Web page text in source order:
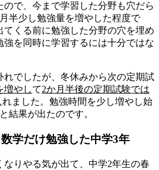
ので、今まで学習した分野も穴だら
半少し勉強量を増やした程度で
てくる前に勉強した分野の穴を埋め
強を同時に学習するには十分ではな
れでしたが、冬休みから次の定期試
増やして2か月半後の定期試験では
れました。 勉強時間を少し増やし始
結果が出たのです。
学だけ勉強した中学3年
りやる気が出て、中学2年生の春